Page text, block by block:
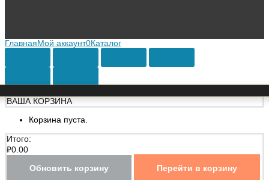
ГлавнаяМой аккаунт0Каталог
ВАША КОРЗИНА
Корзина пуста.
Итого:
₽0.00
Обновить корзину
Перейти в корзину